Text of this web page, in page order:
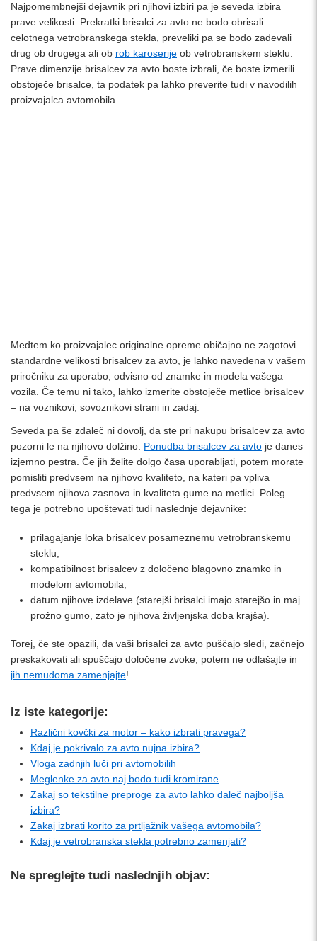
Najpomembnejši dejavnik pri njihovi izbiri pa je seveda izbira
prave velikosti. Prekratki brisalci za avto ne bodo obrisali
celotnega vetrobranskega stekla, preveliki pa se bodo zadevali
drug ob drugega ali ob rob karoserije ob vetrobranskem steklu.
Prave dimenzije brisalcev za avto boste izbrali, če boste izmerili
obstoječe brisalce, ta podatek pa lahko preverite tudi v navodilih
proizvajalca avtomobila.
Medtem ko proizvajalec originalne opreme običajno ne zagotovi
standardne velikosti brisalcev za avto, je lahko navedena v vašem
priročniku za uporabo, odvisno od znamke in modela vašega
vozila. Če temu ni tako, lahko izmerite obstoječe metlice brisalcev
– na voznikovi, sovoznikovi strani in zadaj.
Seveda pa še zdaleč ni dovolj, da ste pri nakupu brisalcev za avto
pozorni le na njihovo dolžino. Ponudba brisalcev za avto je danes
izjemno pestra. Če jih želite dolgo časa uporabljati, potem morate
pomisliti predvsem na njihovo kvaliteto, na kateri pa vpliva
predvsem njihova zasnova in kvaliteta gume na metlici. Poleg
tega je potrebno upoštevati tudi naslednje dejavnike:
prilagajanje loka brisalcev posameznemu vetrobranskemu
steklu,
kompatibilnost brisalcev z določeno blagovno znamko in
modelom avtomobila,
datum njihove izdelave (starejši brisalci imajo starejšo in maj
prožno gumo, zato je njihova življenjska doba krajša).
Torej, če ste opazili, da vaši brisalci za avto puščajo sledi, začnejo
preskakovati ali spuščajo določene zvoke, potem ne odlašajte in
jih nemudoma zamenjajte!
Iz iste kategorije:
Različni kovčki za motor – kako izbrati pravega?
Kdaj je pokrivalo za avto nujna izbira?
Vloga zadnjih luči pri avtomobilih
Meglenke za avto naj bodo tudi kromirane
Zakaj so tekstilne preproge za avto lahko daleč najboljša
izbira?
Zakaj izbrati korito za prtljažnik vašega avtomobila?
Kdaj je vetrobranska stekla potrebno zamenjati?
Ne spreglejte tudi naslednjih objav: